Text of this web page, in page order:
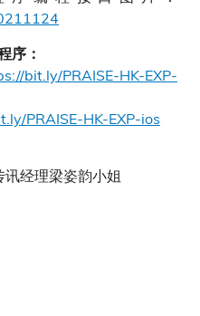
序：
bit.ly/PRAISE-HK-EXP-
PRAISE-HK-EXP-ios
经理梁姿韵小姐